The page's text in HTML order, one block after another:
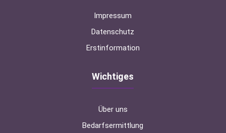
Impressum
Datenschutz
Erstinformation
Wichtiges
Über uns
Bedarfsermittlung